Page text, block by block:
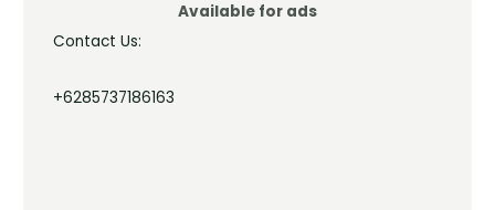
Available for ads
Contact Us:
+6285737186163